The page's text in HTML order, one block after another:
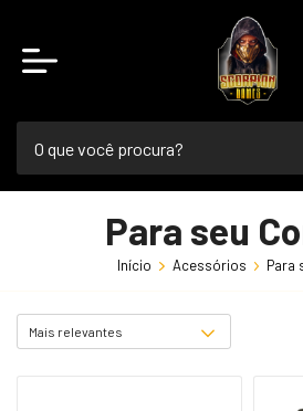
Para seu
Início Acessórios Para